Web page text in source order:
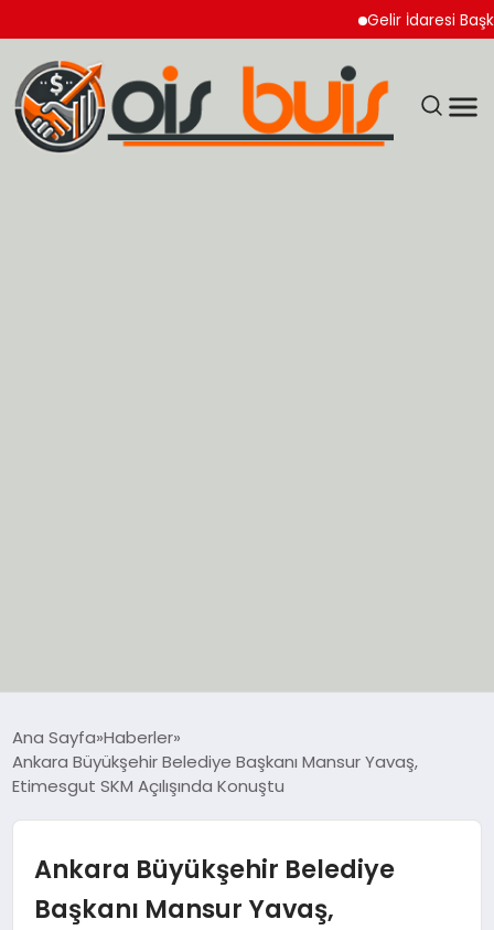
Gelir İdaresi
EKONOMİ
Ana Sayfa Haberler
Ankara Büyükşehir Belediye Başkanı Mansur Yavaş,
Etimesgut SKM Açılışında Konuştu
Ankara Büyükşehir Belediye
Başkanı Mansur Yavaş,